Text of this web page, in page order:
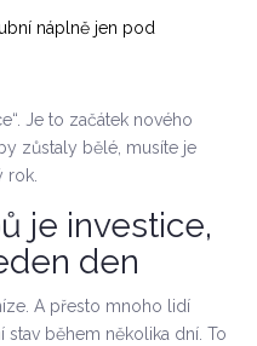
náplně jen pod
Je to začátek nového
zůstaly bělé, musíte je
rok.
je investice,
den
A přesto mnoho lidí
během několika dní. To